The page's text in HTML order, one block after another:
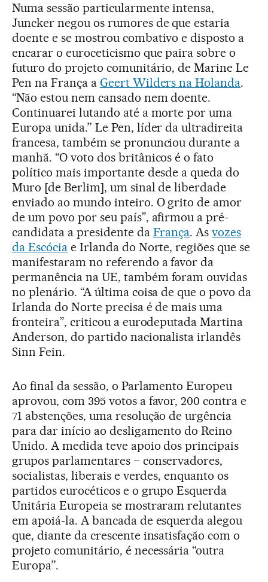
Numa sessão particularmente intensa,
Juncker negou os rumores de que estaria
doente e se mostrou combativo e disposto a
encarar o euroceticismo que paira sobre o
futuro do projeto comunitário, de Marine Le
Pen na França a Geert Wilders na Holanda.
“Não estou nem cansado nem doente.
Continuarei lutando até a morte por uma
Europa unida.” Le Pen, líder da ultradireita
francesa, também se pronunciou durante a
manhã. “O voto dos britânicos é o fato
político mais importante desde a queda do
Muro [de Berlim], um sinal de liberdade
enviado ao mundo inteiro. O grito de amor
de um povo por seu país”, afirmou a pré-
candidata a presidente da França. Asvozes
da Escóciae Irlanda do Norte, regiões que se
manifestaram no referendo a favor da
permanência na UE, também foram ouvidas
no plenário. “A última coisa de que o povo da
Irlanda do Norte precisa é de mais uma
fronteira”, criticou a eurodeputada Martina
Anderson, do partido nacionalista irlandês
Sinn Fein.
Ao final da sessão, o Parlamento Europeu
aprovou, com 395 votos a favor, 200 contra e
71 abstenções, uma resolução de urgência
para dar início ao desligamento do Reino
Unido. A medida teve apoio dos principais
grupos parlamentares – conservadores,
socialistas, liberais e verdes, enquanto os
partidos eurocéticos e o grupo Esquerda
Unitária Europeia se mostraram relutantes
em apoiá-la. A bancada de esquerda alegou
que, diante da crescente insatisfação com o
projeto comunitário, é necessária “outra
Europa”.